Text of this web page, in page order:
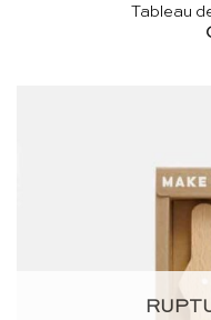
Tableau